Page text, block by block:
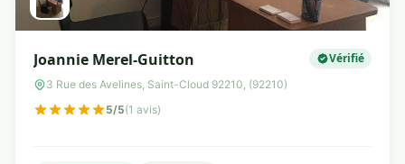
Joannie Merel-Guitton Vérifié
3 Rue des Avelines, Saint-Cloud 92210, (92210)
5/5(1 avis)